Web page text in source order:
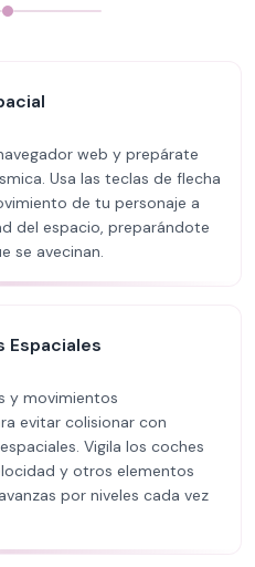
web y prepárate
Usa las teclas de flecha
de tu personaje a
del espacio, preparándote
se avecinan.
Espaciales
y movimientos
evitar colisionar con
Vigila los coches
y otros elementos
por niveles cada vez